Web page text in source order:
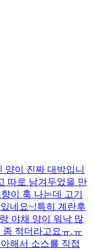
양이 진짜 대박입니
따로 남겨두었을 만
이 훅 나는데 고기
네요~!특히 계란후
야채 양이 워낙 많
적더라고요ㅠ.ㅠ
해서 소스를 직접